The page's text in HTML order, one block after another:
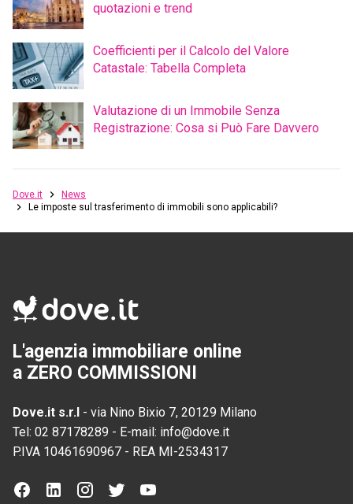
quotazioni e trend
Coefficienti per il Calcolo del Valore
Catastale: Tabella Completa
Valutazione di un Immobile Senza
Registrazione: Cosa si Può Fare Davvero
Dove.it
News
Le imposte sul trasferimento di immobili sono applicabili?
L'agenzia immobiliare online
a ZERO COMMISSIONI
Dove.it s.r.l - via Nino Bixio 7, 20129 Milano
Tel: 02 87178289 - E-mail: info@dove.it
P.IVA 10461690967 - REA MI-2534317